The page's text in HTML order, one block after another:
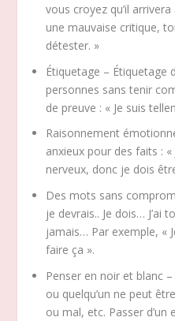
vous croyez qu’il arrivera
une mauvaise critique,
détester. »
Étiquetage – Étiquetage
personnes sans tenir
de preuve : « Je suis
Raisonnement
anxieux pour des faits :
nerveux, donc je dois
Des mots sans
je devrais.. Je dois… J’ai
jamais… Par exemple, «
faire ça ».
Penser en noir et blanc
ou quelqu’un ne peut
ou mal, etc. Passer d’un